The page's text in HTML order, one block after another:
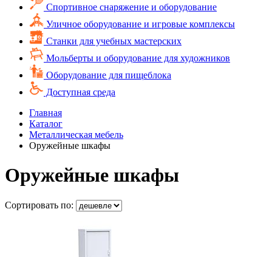
Спортивное снаряжение и оборудование
Уличное оборудование и игровые комплексы
Cтанки для учебных мастерских
Мольберты и оборудование для художников
Оборудование для пищеблока
Доступная среда
Главная
Каталог
Металлическая мебель
Оружейные шкафы
Оружейные шкафы
Сортировать по: